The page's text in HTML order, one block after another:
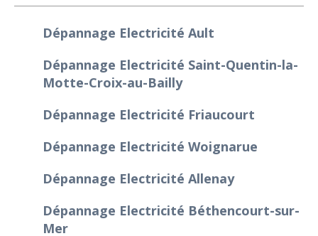
Dépannage Electricité Ault
Dépannage Electricité Saint-Quentin-la-
Motte-Croix-au-Bailly
Dépannage Electricité Friaucourt
Dépannage Electricité Woignarue
Dépannage Electricité Allenay
Dépannage Electricité Béthencourt-sur-
Mer